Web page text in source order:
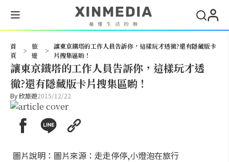
首
頁
>
旅
遊
>
讓東京鐵塔的工作人員告訴你，這樣玩才透徹?還有隱藏版卡
片搜集區喲！
讓東京鐵塔的工作人員告訴你，這樣玩才透
徹?還有隱藏版卡片搜集區喲！
By欣旅遊2015/12/22
圖片說明：圖片來源：走走停停,小燈泡在旅行